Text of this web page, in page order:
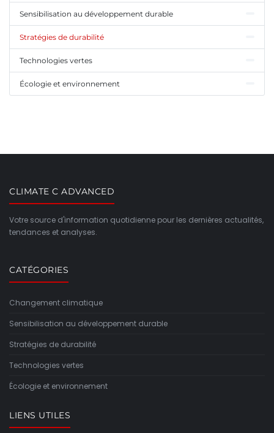
Sensibilisation au développement durable
Stratégies de durabilité
Technologies vertes
Écologie et environnement
CLIMATE C ADVANCED
Votre source d'information quotidienne pour les dernières actualités,
tendances et analyses.
CATÉGORIES
Changement climatique
Sensibilisation au développement durable
Stratégies de durabilité
Technologies vertes
Écologie et environnement
LIENS UTILES